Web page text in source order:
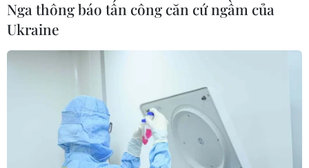
Nga thông báo tấn công căn cứ ngầm của
Ukraine